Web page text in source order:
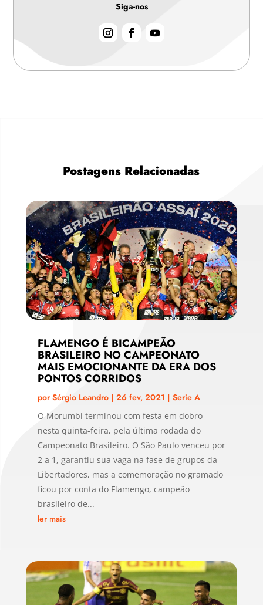
Siga-nos
Postagens Relacionadas
FLAMENGO É BICAMPEÃO
BRASILEIRO NO CAMPEONATO
MAIS EMOCIONANTE DA ERA DOS
PONTOS CORRIDOS
porSérgio Leandro| 26 fev, 2021 | Serie A
O Morumbi terminou com festa em dobro
nesta quinta-feira, pela última rodada do
Campeonato Brasileiro. O São Paulo venceu por
2 a 1, garantiu sua vaga na fase de grupos da
Libertadores, mas a comemoração no gramado
ficou por conta do Flamengo, campeão
brasileiro de...
ler mais